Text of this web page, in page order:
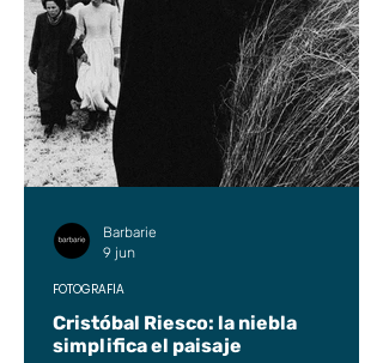
Cristóbal Riesco: la niebla
simplifica el paisaje
FOTOGRAFÍA
Barbarie
9 jun